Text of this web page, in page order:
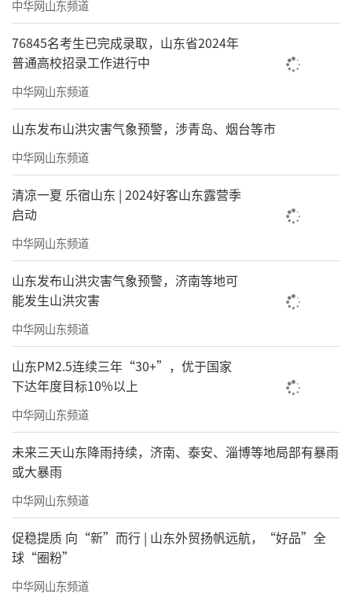
中华网山东频道
76845名考生已完成录取，山东省2024年
普通高校招录工作进行中
中华网山东频道
山东发布山洪灾害气象预警，涉青岛、烟台等市
中华网山东频道
清凉一夏 乐宿山东 | 2024好客山东露营季
启动
中华网山东频道
山东发布山洪灾害气象预警，济南等地可
能发生山洪灾害
中华网山东频道
山东PM2.5连续三年“30+”，优于国家
下达年度目标10%以上
中华网山东频道
未来三天山东降雨持续，济南、泰安、淄博等地局部有暴雨
或大暴雨
中华网山东频道
促稳提质 向“新”而行 | 山东外贸扬帆远航，“好品”全
球“圈粉”
中华网山东频道